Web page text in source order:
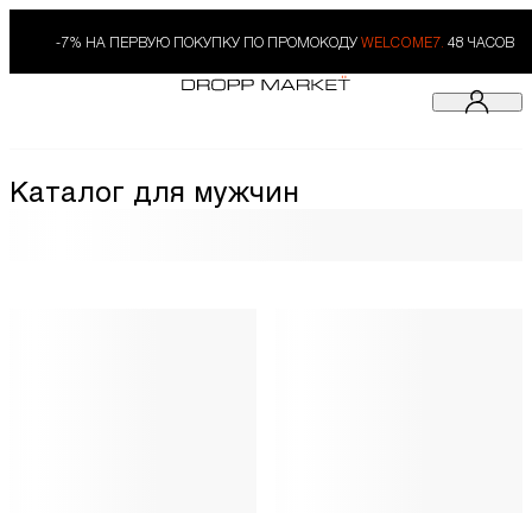
-7% НА ПЕРВУЮ ПОКУПКУ ПО ПРОМОКОДУ WELCOME7. 48 ЧАСОВ
Каталог для мужчин